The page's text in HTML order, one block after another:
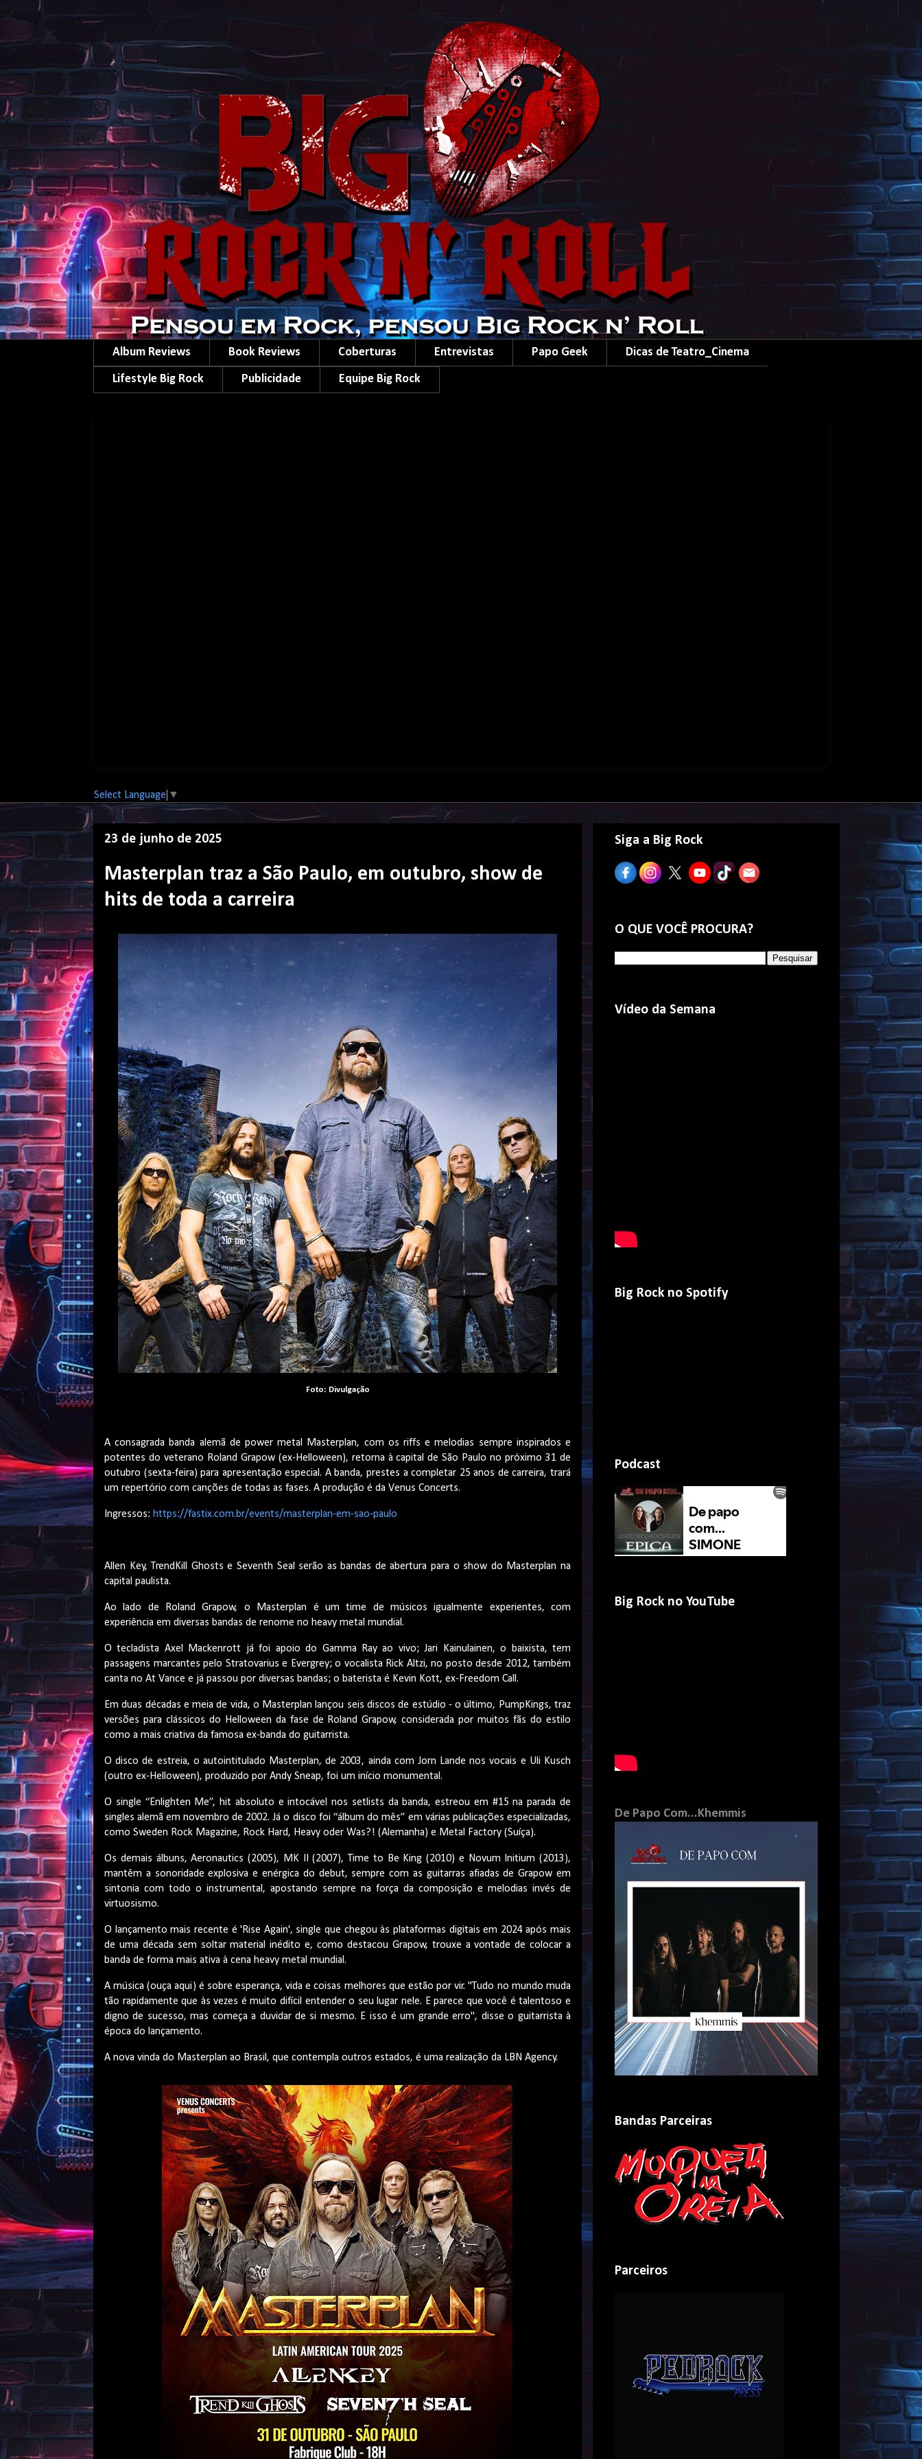
Album Reviews Book Reviews Coberturas Entrevistas Papo Geek Dicas de Teatro_Cinema
Lifestyle Big Rock Publicidade Equipe Big Rock
Select Language ▼
23 de junho de 2025
Masterplan traz a São Paulo, em outubro, show de
hits de toda a carreira
Foto: Divulgação
A consagrada banda alemã de power metal Masterplan, com os riffs e melodias sempre inspirados e
potentes do veterano Roland Grapow (ex-Helloween), retorna à capital de São Paulo no próximo 31 de
outubro (sexta-feira) para apresentação especial. A banda, prestes a completar 25 anos de carreira, trará
um repertório com canções de todas as fases. A produção é da Venus Concerts.
Ingressos: https://fastix.com.br/events/masterplan-em-sao-paulo
Allen Key, TrendKill Ghosts e Seventh Seal serão as bandas de abertura para o show do Masterplan na
capital paulista.
Ao lado de Roland Grapow, o Masterplan é um time de músicos igualmente experientes, com
experiência em diversas bandas de renome no heavy metal mundial.
O tecladista Axel Mackenrott já foi apoio do Gamma Ray ao vivo; Jari Kainulainen, o baixista, tem
passagens marcantes pelo Stratovarius e Evergrey; o vocalista Rick Altzi, no posto desde 2012, também
canta no At Vance e já passou por diversas bandas; o baterista é Kevin Kott, ex-Freedom Call.
Em duas décadas e meia de vida, o Masterplan lançou seis discos de estúdio - o último, PumpKings, traz
versões para clássicos do Helloween da fase de Roland Grapow, considerada por muitos fãs do estilo
como a mais criativa da famosa ex-banda do guitarrista.
O disco de estreia, o autointitulado Masterplan, de 2003, ainda com Jorn Lande nos vocais e Uli Kusch
(outro ex-Helloween), produzido por Andy Sneap, foi um início monumental.
O single “Enlighten Me”, hit absoluto e intocável nos setlists da banda, estreou em #15 na parada de
singles alemã em novembro de 2002. Já o disco foi “álbum do mês” em várias publicações especializadas,
como Sweden Rock Magazine, Rock Hard, Heavy oder Was?! (Alemanha) e Metal Factory (Suíça).
Os demais álbuns, Aeronautics (2005), MK II (2007), Time to Be King (2010) e Novum Initium (2013),
mantêm a sonoridade explosiva e enérgica do debut, sempre com as guitarras afiadas de Grapow em
sintonia com todo o instrumental, apostando sempre na força da composição e melodias invés de
virtuosismo.
O lançamento mais recente é 'Rise Again', single que chegou às plataformas digitais em 2024 após mais
de uma década sem soltar material inédito e, como destacou Grapow, trouxe a vontade de colocar a
banda de forma mais ativa à cena heavy metal mundial.
A música (ouça aqui) é sobre esperança, vida e coisas melhores que estão por vir. "Tudo no mundo muda
tão rapidamente que às vezes é muito difícil entender o seu lugar nele. E parece que você é talentoso e
digno de sucesso, mas começa a duvidar de si mesmo. E isso é um grande erro", disse o guitarrista à
época do lançamento.
A nova vinda do Masterplan ao Brasil, que contempla outros estados, é uma realização da LBN Agency.
Siga a Big Rock
O QUE VOCÊ PROCURA?
Vídeo da Semana
Big Rock no Spotify
Podcast
Big Rock no YouTube
De Papo Com...Khemmis
Bandas Parceiras
Parceiros